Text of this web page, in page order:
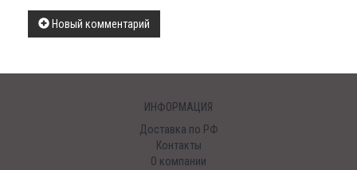
Новый комментарий
ИНФОРМАЦИЯ
Доставка по РФ
Контакты
О компании